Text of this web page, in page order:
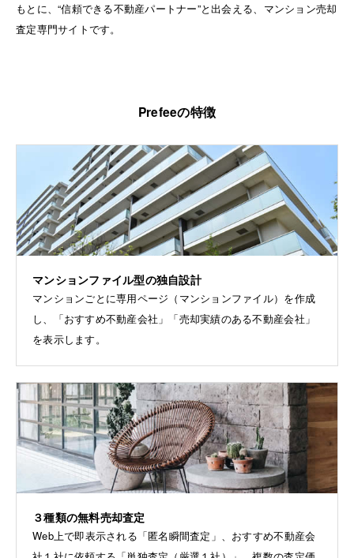
もとに、“信頼できる不動産パートナー”と出会える、マンション売却
査定専門サイトです。
Prefeeの特徴
マンションファイル型の独自設計
マンションごとに専用ページ（マンションファイル）を作成
し、「おすすめ不動産会社」「売却実績のある不動産会社」
を表示します。
３種類の無料売却査定
Web上で即表示される「匿名瞬間査定」、おすすめ不動産会